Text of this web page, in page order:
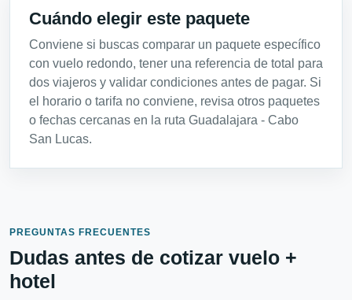
Cuándo elegir este paquete
Conviene si buscas comparar un paquete específico
con vuelo redondo, tener una referencia de total para
dos viajeros y validar condiciones antes de pagar. Si
el horario o tarifa no conviene, revisa otros paquetes
o fechas cercanas en la ruta Guadalajara - Cabo
San Lucas.
PREGUNTAS FRECUENTES
Dudas antes de cotizar vuelo +
hotel